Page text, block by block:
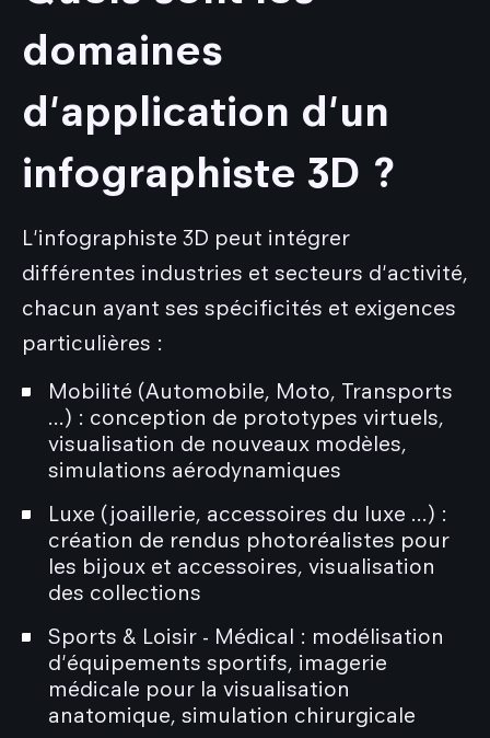
domaines
d'application d'un
infographiste 3D ?
L'infographiste 3D peut intégrer
différentes industries et secteurs d'activité,
chacun ayant ses spécificités et exigences
particulières :
Mobilité (Automobile, Moto, Transports
...) : conception de prototypes virtuels,
visualisation de nouveaux modèles,
simulations aérodynamiques
Luxe (joaillerie, accessoires du luxe ...) :
création de rendus photoréalistes pour
les bijoux et accessoires, visualisation
des collections
Sports & Loisir - Médical : modélisation
d'équipements sportifs, imagerie
médicale pour la visualisation
anatomique, simulation chirurgicale